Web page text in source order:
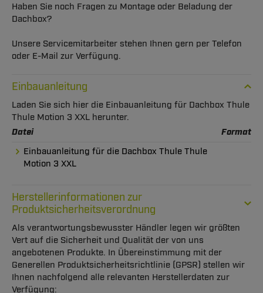
Haben Sie noch Fragen zu Montage oder Beladung der
Dachbox?
Unsere Servicemitarbeiter stehen Ihnen gern per Telefon
oder E-Mail zur Verfügung.
Einbauanleitung
Laden Sie sich hier die Einbauanleitung für Dachbox Thule
Thule Motion 3 XXL herunter.
Datei Format
Einbauanleitung für die Dachbox Thule Thule
Motion 3 XXL
Herstellerinformationen zur
Produktsicherheitsverordnung
Als verantwortungsbewusster Händler legen wir größten
Vert auf die Sicherheit und Qualität der von uns
angebotenen Produkte. In Übereinstimmung mit der
Generellen Produktsicherheitsrichtlinie (GPSR) stellen wir
Ihnen nachfolgend alle relevanten Herstellerdaten zur
Verfügung: